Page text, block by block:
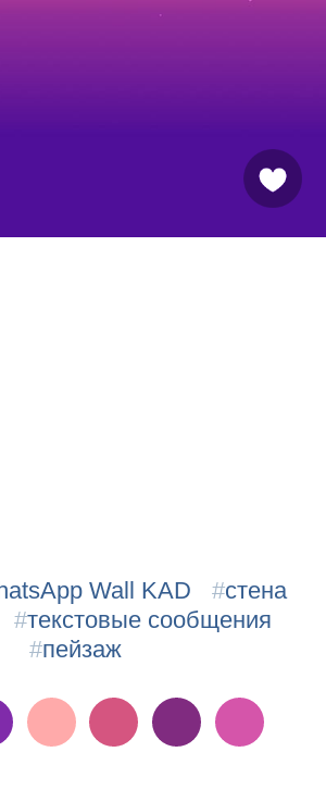
Wall KAD #стена
#текстовые сообщения
#пейзаж